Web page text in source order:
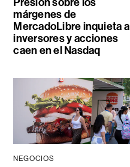
Presión sobre los
márgenes de
MercadoLibre inquieta a
inversores y acciones
caen en el Nasdaq
NEGOCIOS